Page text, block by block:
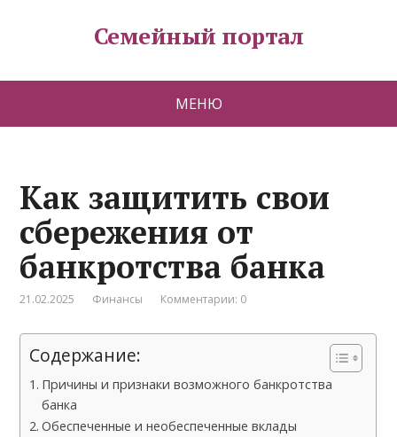
Семейный портал
МЕНЮ
Как защитить свои
сбережения от
банкротства банка
21.02.2025 Финансы Комментарии: 0
Содержание:
Причины и признаки возможного банкротства
банка
Обеспеченные и необеспеченные вклады